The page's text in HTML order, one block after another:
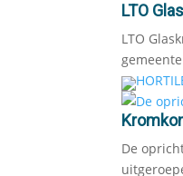
LTO
LTO
De